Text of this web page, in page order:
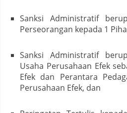
Sanksi Administratif
Perseorangan kepada 1
Sanksi Administratif
Usaha Perusahaan Efek
Efek dan Perantara
Perusahaan Efek, dan